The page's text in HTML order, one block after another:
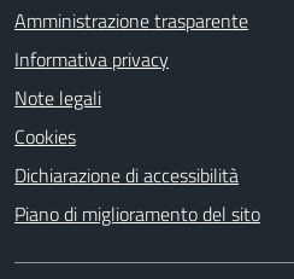
Amministrazione trasparente
Informativa privacy
Note legali
Cookies
Dichiarazione di accessibilità
Piano di miglioramento del sito